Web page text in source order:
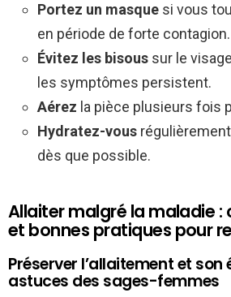
Portez un masque si vous
en période de forte contagion.
Évitez les bisous sur le
les symptômes persistent.
Aérez la pièce plusieurs fois
Hydratez-vous
dès que possible.
Allaiter malgré la maladie :
et bonnes pratiques pour
Préserver l’allaitement et son
astuces des sages-femmes